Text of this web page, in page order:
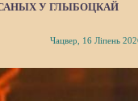
У ГЛЫБОЦКАЙ
Чацвер, 16 Ліпень